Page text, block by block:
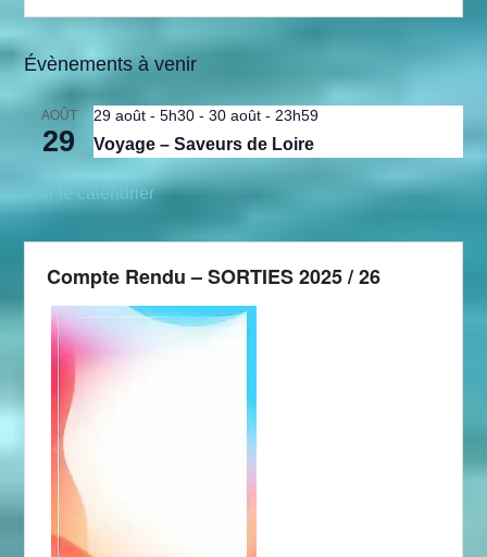
Évènements à venir
AOÛT
29
29 août - 5h30 -30 août - 23h59
Voyage – Saveurs de Loire
Voir le calendrier
Compte Rendu – SORTIES 2025 / 26